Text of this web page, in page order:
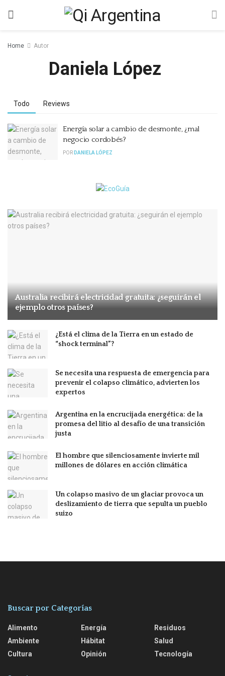
Home Autor
Daniela López
Todo Reviews
Energía solar a cambio de desmonte, ¿mal
negocio cordobés?
POR DANIELA LÓPEZ
Australia recibirá electricidad gratuita: ¿seguirán el
ejemplo otros países?
¿Está el clima de la Tierra en un estado de
“shock terminal”?
Se necesita una respuesta de emergencia para
prevenir el colapso climático, advierten los
expertos
Argentina en la encrucijada energética: de la
promesa del litio al desafío de una transición
justa
El hombre que silenciosamente invierte mil
millones de dólares en acción climática
Un colapso masivo de un glaciar provoca un
deslizamiento de tierra que sepulta un pueblo
suizo
Buscar por Categorías
Alimento
Ambiente
Cultura
Energía
Hábitat
Opinión
Residuos
Salud
Tecnología